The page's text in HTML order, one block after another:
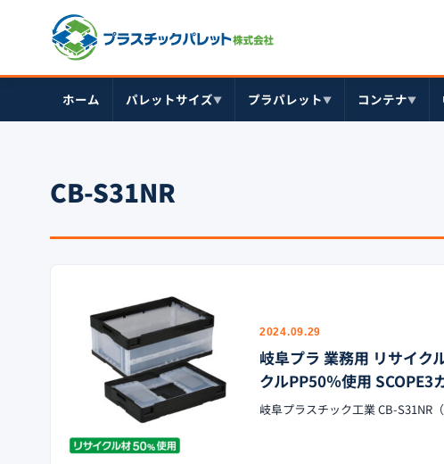
ホーム パレットサイズ▼ プラパレット▼ コンテナ▼
CB-S31NR
2024.09.29
岐阜プラ 業務用 リサイク
クルPP50％使用 SCOPE3
岐阜プラスチック工業 CB-S31NR